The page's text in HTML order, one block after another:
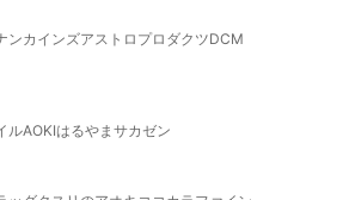
ンカインズアストロプロダクツDCM
ルAOKIはるやま サカゼン